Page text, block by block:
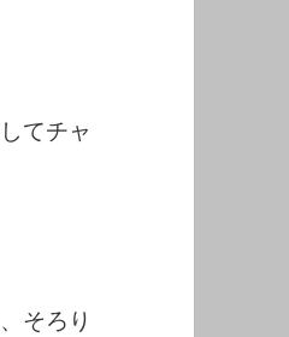
てチャ
そろり